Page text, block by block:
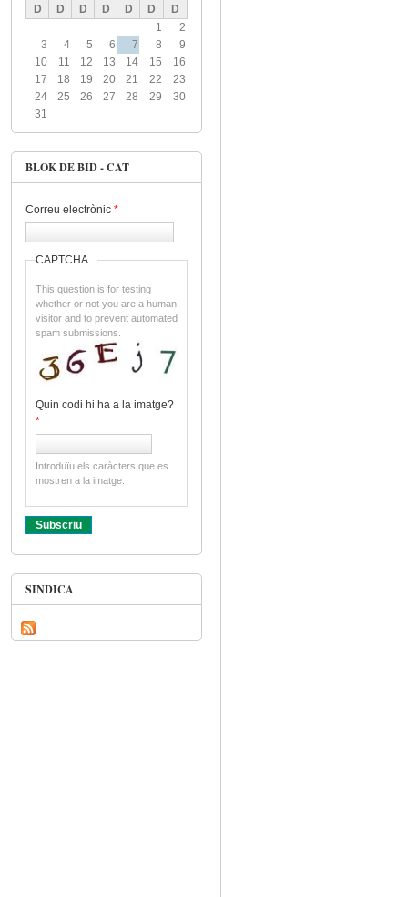
D D D D D D
D
1
2
3
4 5 6 7 8
9
10
11 12 13 14 15
16
17
18 19 20 21 22
23
24
25 26 27 28 29
30
31
BLOK DE BID - CAT
Correu electrònic *
CAPTCHA
This question is for testing
whether or not you are a human
visitor and to prevent automated
spam submissions.
Quin codi hi ha a la imatge?
*
Introduïu els caràcters que es
mostren a la imatge.
SINDICA